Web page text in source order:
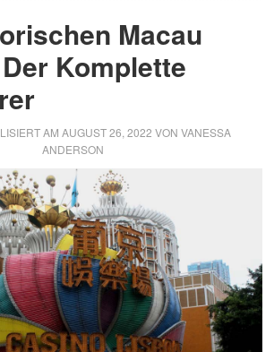
Macau
Komplette
AMAUGUST 26, 2022 VONVANESSA
ANDERSON